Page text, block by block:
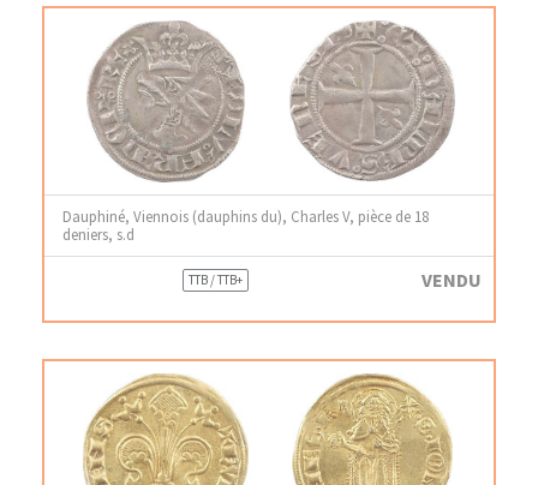
Dauphiné, Viennois (dauphins du), Charles V, pièce de 18
deniers, s.d
TTB / TTB+ VENDU